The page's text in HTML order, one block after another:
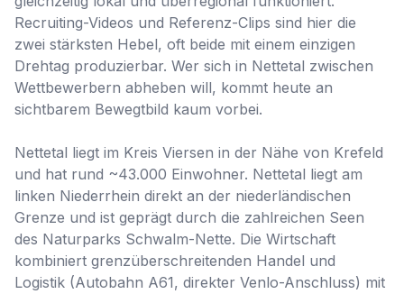
Recruiting-Videos und Referenz-Clips sind hier die
zwei stärksten Hebel, oft beide mit einem einzigen
Drehtag produzierbar. Wer sich in Nettetal zwischen
Wettbewerbern abheben will, kommt heute an
sichtbarem Bewegtbild kaum vorbei.
Nettetal liegt im Kreis Viersen in der Nähe von Krefeld
und hat rund ~43.000 Einwohner. Nettetal liegt am
linken Niederrhein direkt an der niederländischen
Grenze und ist geprägt durch die zahlreichen Seen
des Naturparks Schwalm-Nette. Die Wirtschaft
kombiniert grenzüberschreitenden Handel und
Logistik (Autobahn A61, direkter Venlo-Anschluss) mit